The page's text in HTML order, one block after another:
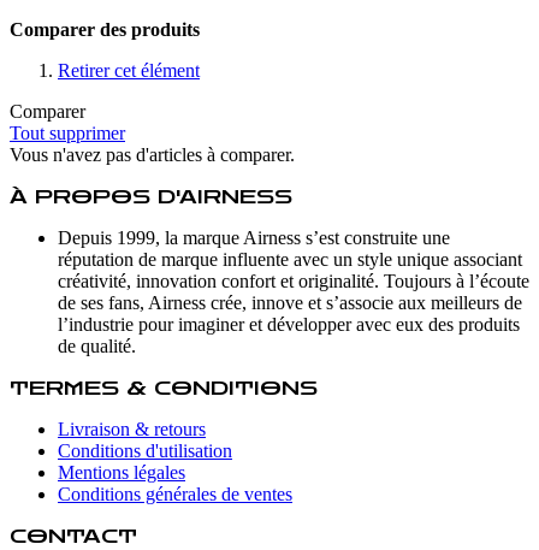
Comparer des produits
Retirer cet élément
Comparer
Tout supprimer
Vous n'avez pas d'articles à comparer.
À PROPOS D'AIRNESS
Depuis 1999, la marque Airness s’est construite une
réputation de marque influente avec un style unique associant
créativité, innovation confort et originalité. Toujours à l’écoute
de ses fans, Airness crée, innove et s’associe aux meilleurs de
l’industrie pour imaginer et développer avec eux des produits
de qualité.
TERMES & CONDITIONS
Livraison & retours
Conditions d'utilisation
Mentions légales
Conditions générales de ventes
CONTACT